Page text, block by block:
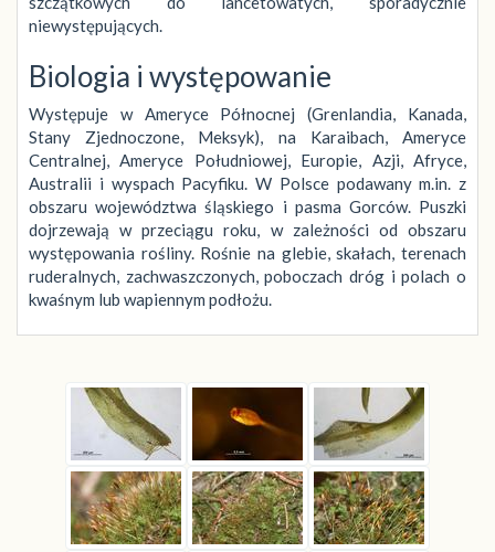
niewystępujących.
Biologia i występowanie
Występuje w Ameryce Północnej (Grenlandia, Kanada,
Stany Zjednoczone, Meksyk), na Karaibach, Ameryce
Centralnej, Ameryce Południowej, Europie, Azji, Afryce,
Australii i wyspach Pacyfiku. W Polsce podawany m.in. z
obszaru województwa śląskiego i pasma Gorców. Puszki
dojrzewają w przeciągu roku, w zależności od obszaru
występowania rośliny. Rośnie na glebie, skałach, terenach
ruderalnych, zachwaszczonych, poboczach dróg i polach o
kwaśnym lub wapiennym podłożu.